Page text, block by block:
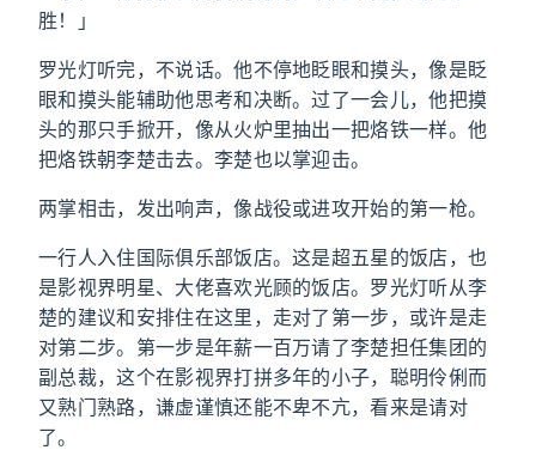
胜！」
罗光灯听完，不说话。他不停地眨眼和摸头，像是眨
眼和摸头能辅助他思考和决断。过了一会儿，他把摸
头的那只手掀开，像从火炉里抽出一把烙铁一样。他
把烙铁朝李楚击去。李楚也以掌迎击。
两掌相击，发出响声，像战役或进攻开始的第一枪。
一行人入住国际俱乐部饭店。这是超五星的饭店，也
是影视界明星、大佬喜欢光顾的饭店。罗光灯听从李
楚的建议和安排住在这里，走对了第一步，或许是走
对第二步。第一步是年薪一百万请了李楚担任集团的
副总裁，这个在影视界打拼多年的小子，聪明伶俐而
又熟门熟路，谦虚谨慎还能不卑不亢，看来是请对
了。